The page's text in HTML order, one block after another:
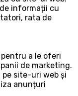
informații cu
rata de
a le oferi
de marketing.
site-uri web și
anunțuri